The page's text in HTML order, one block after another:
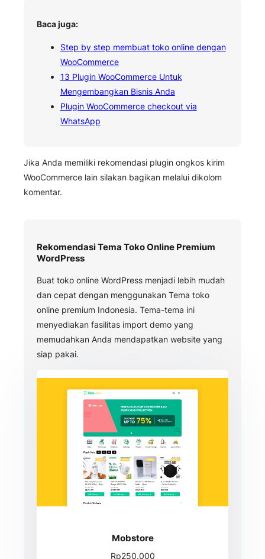
Baca juga:
Step by step membuat toko online dengan
WooCommerce
13 Plugin WooCommerce Untuk
Mengembangkan Bisnis Anda
Plugin WooCommerce checkout via
WhatsApp
Jika Anda memiliki rekomendasi plugin ongkos kirim
WooCommerce lain silakan bagikan melalui dikolom
komentar.
Rekomendasi Tema Toko Online Premium
WordPress
Buat toko online WordPress menjadi lebih mudah
dan cepat dengan menggunakan Tema toko
online premium Indonesia. Tema-tema ini
menyediakan fasilitas import demo yang
memudahkan Anda mendapatkan website yang
siap pakai.
Mobstore
Rp250.000